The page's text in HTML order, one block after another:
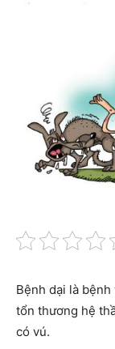
Bệnh dại là
tổn thương hệ
có vú.